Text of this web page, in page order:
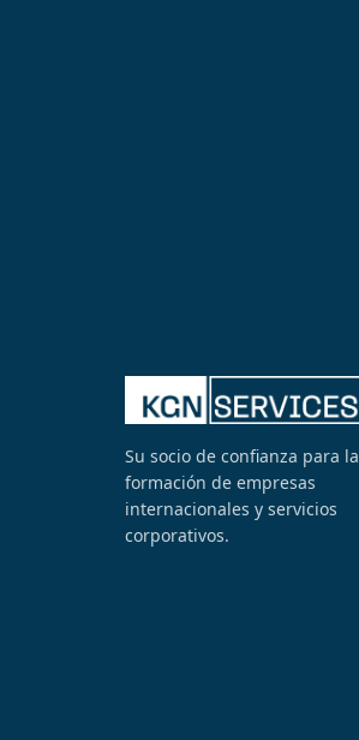
Su socio de confianza para la
formación de empresas
internacionales y servicios
corporativos.